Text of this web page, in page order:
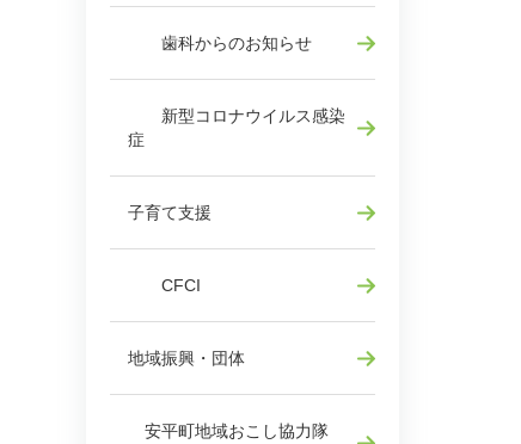
歯科からのお知らせ
新型コロナウイルス感染
症
子育て支援
CFCI
地域振興・団体
安平町地域おこし協力隊